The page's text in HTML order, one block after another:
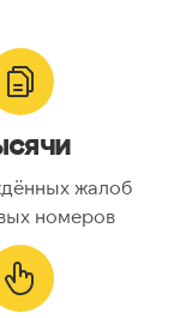
жалоб
номеров